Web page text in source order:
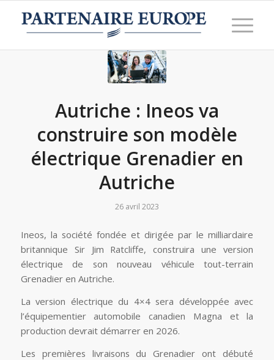
Autriche : Ineos va
construire son modèle
électrique Grenadier en
Autriche
26 avril 2023
Ineos, la société fondée et dirigée par le milliardaire
britannique Sir Jim Ratcliffe, construira une version
électrique de son nouveau véhicule tout-terrain
Grenadier en Autriche.
La version électrique du 4×4 sera développée avec
l’équipementier automobile canadien Magna et la
production devrait démarrer en 2026.
Les premières livraisons du Grenadier ont débuté